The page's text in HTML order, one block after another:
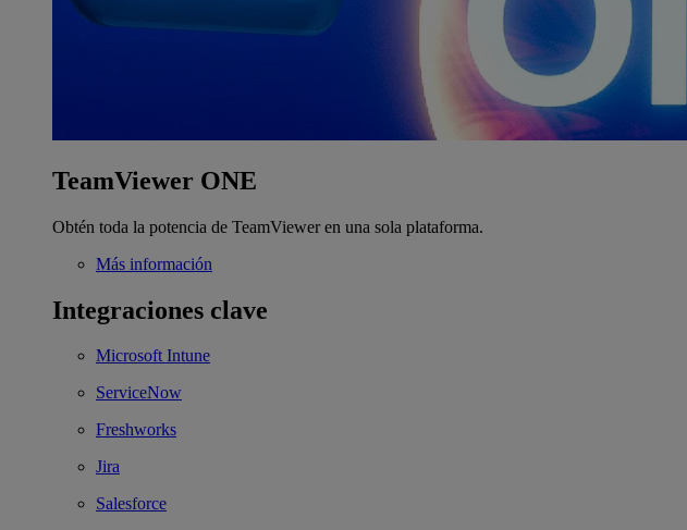
TeamViewer ONE
Obtén toda la potencia de TeamViewer en una sola plataforma.
Más información
Integraciones clave
Microsoft Intune
ServiceNow
Freshworks
Jira
Salesforce